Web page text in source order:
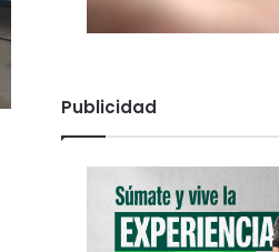
Publicidad